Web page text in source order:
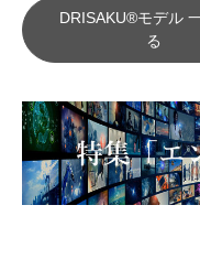
DRISAKU®モデル
る